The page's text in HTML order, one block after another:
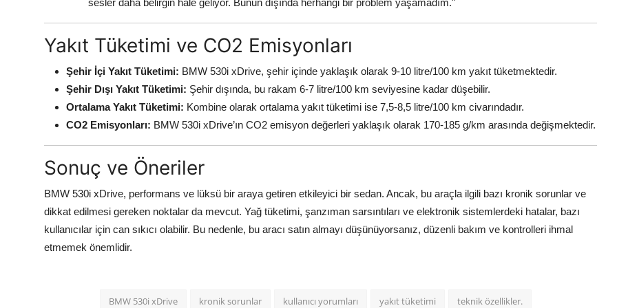
sesler daha belirgin hale geliyor. Bunun dışında herhangi bir problem yaşamadım."
Yakıt Tüketimi ve CO2 Emisyonları
Şehir İçi Yakıt Tüketimi: BMW 530i xDrive, şehir içinde yaklaşık olarak 9-10 litre/100 km yakıt tüketmektedir.
Şehir Dışı Yakıt Tüketimi: Şehir dışında, bu rakam 6-7 litre/100 km seviyesine kadar düşebilir.
Ortalama Yakıt Tüketimi: Kombine olarak ortalama yakıt tüketimi ise 7,5-8,5 litre/100 km civarındadır.
CO2 Emisyonları: BMW 530i xDrive’ın CO2 emisyon değerleri yaklaşık olarak 170-185 g/km arasında değişmektedir.
Sonuç ve Öneriler
BMW 530i xDrive, performans ve lüksü bir araya getiren etkileyici bir sedan. Ancak, bu araçla ilgili bazı kronik sorunlar ve
dikkat edilmesi gereken noktalar da mevcut. Yağ tüketimi, şanzıman sarsıntıları ve elektronik sistemlerdeki hatalar, bazı
kullanıcılar için can sıkıcı olabilir. Bu nedenle, bu aracı satın almayı düşünüyorsanız, düzenli bakım ve kontrolleri ihmal
etmemek önemlidir.
BMW 530i xDrive kronik sorunlar kullanıcı yorumları yakıt tüketimi teknik özellikler.